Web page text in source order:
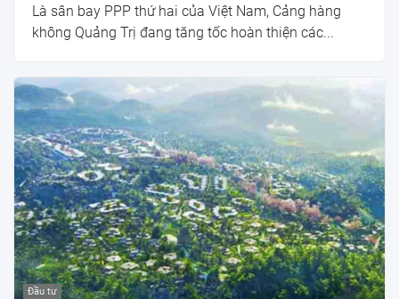
Là sân bay PPP thứ hai của Việt Nam, Cảng hàng
không Quảng Trị đang tăng tốc hoàn thiện các...
Đầu tư